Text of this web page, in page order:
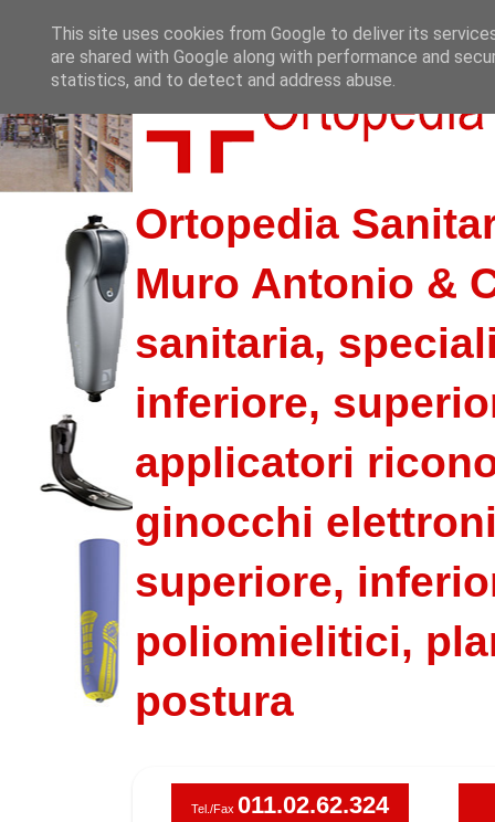
Ortopedia
Muro Antonio &
sanitaria,
inferiore,
applicatori
ginocchi
superiore,
poliomielitici,
postura
Tel./Fax 011.02.62.324
This site uses cookies from Google to deliver its
are shared with Google along with performance and
statistics, and to detect and address abuse.